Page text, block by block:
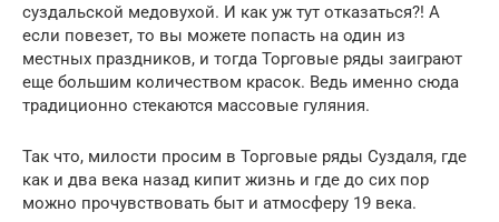
суздальской медовухой. И как уж тут отказаться?! А
если повезет, то вы можете попасть на один из
местных праздников, и тогда Торговые ряды заиграют
еще большим количеством красок. Ведь именно сюда
традиционно стекаются массовые гуляния.
Так что, милости просим в Торговые ряды Суздаля, где
как и два века назад кипит жизнь и где до сих пор
можно прочувствовать быт и атмосферу 19 века.